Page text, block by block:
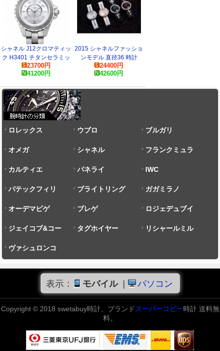
シャネル J12クロマティッ
ク H3401 チタンセラミッ
ク クオーツ グレーダイア
ル レディース スーパーコ
23700円
41200円
2015 シャネルファッショ
ンモデル 直径36 時計
24400円
42600円
ロレックス ウブロ ブルガリ
オメガ シャネル フランクミュラ
ー
カルティエ パネライ IWC
パテックフィリ
ップ
ブライトリング ガガミラノ
オーデマピゲ ブレゲ ロジェデュブイ
ジェイコブ&コー タグホイヤー リシャールミル
ヴァシュロンコ
ンスタンタン
表示： モバイル | パソコン
Copyright © 2018 swetabuy時計、ブランド スーパーコピー時計 送料無
料。